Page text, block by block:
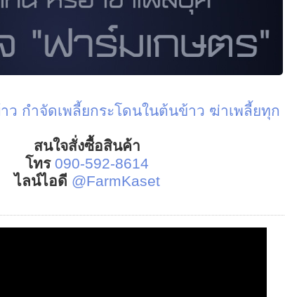
ว กำจัดเพลี้ยกระโดนในต้นข้าว ฆ่าเพลี้ยทุก
สนใจสั่งซื้อสินค้า
โทร 090-592-8614
ไลน์ไอดี @FarmKaset